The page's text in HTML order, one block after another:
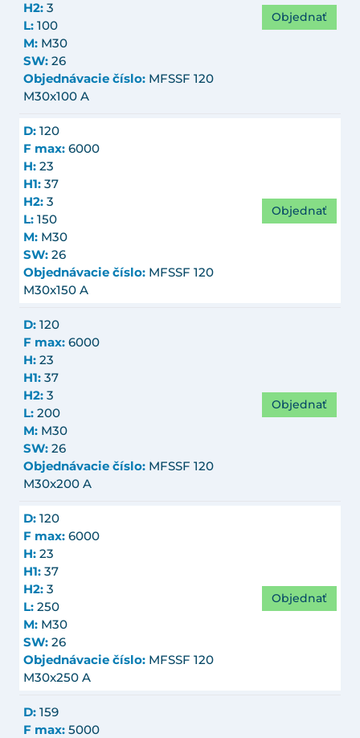
H2: 3
L: 100
M: M30
SW: 26
Objednávacie číslo: MFSSF 120
M30x100 A
Objednať
D: 120
F max: 6000
H: 23
H1: 37
H2: 3
L: 150
M: M30
SW: 26
Objednávacie číslo: MFSSF 120
M30x150 A
Objednať
D: 120
F max: 6000
H: 23
H1: 37
H2: 3
L: 200
M: M30
SW: 26
Objednávacie číslo: MFSSF 120
M30x200 A
Objednať
D: 120
F max: 6000
H: 23
H1: 37
H2: 3
L: 250
M: M30
SW: 26
Objednávacie číslo: MFSSF 120
M30x250 A
Objednať
D: 159
F max: 5000